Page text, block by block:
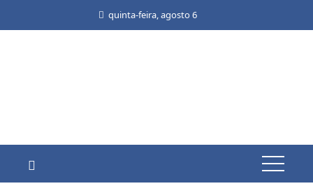
quinta-feira, agosto 6